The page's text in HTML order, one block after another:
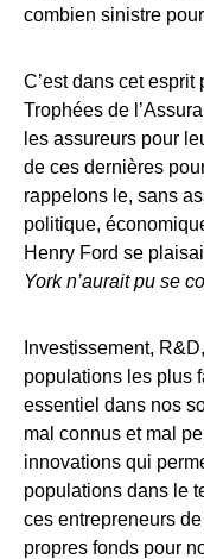
combien sinistre
C’est dans cet
Trophées de
les assureurs pour
de ces dernières
rappelons le, sans
politique,
Henry Ford se
York n’aurait pu se
Investissement,
populations les plus
essentiel dans nos
mal connus et mal
innovations qui
populations dans le
ces entrepreneurs
propres fonds pour